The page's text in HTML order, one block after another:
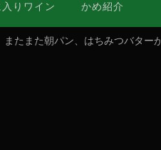
りワイン かめ紹介
またまた朝パン、はちみつバター